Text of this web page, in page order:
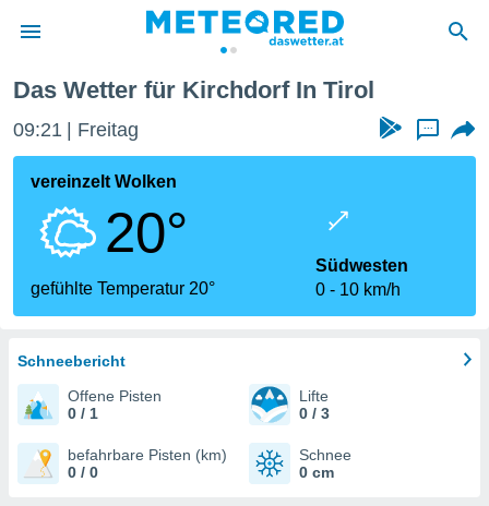
wurde
dass
sind.
diese
Das Wetter für Kirchdorf In Tirol
09:21 Freitag ...
vereinzelt Wolken
20°
gefühlte Temperatur 20°
Südwesten
0
10 km/h
Schneebericht
Offene Pisten
0 / 1
Lifte
0 / 3
befahrbare Pisten (km)
0 / 0
Schnee
0 cm